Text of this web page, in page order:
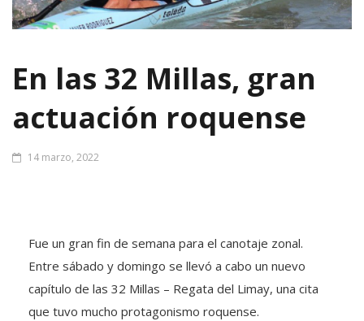
En las 32 Millas, gran
actuación roquense
14 marzo, 2022
Fue un gran fin de semana para el canotaje zonal.
Entre sábado y domingo se llevó a cabo un nuevo
capítulo de las 32 Millas – Regata del Limay, una cita
que tuvo mucho protagonismo roquense.